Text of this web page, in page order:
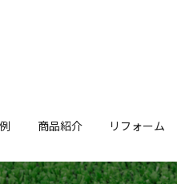
商品紹介 リフォーム